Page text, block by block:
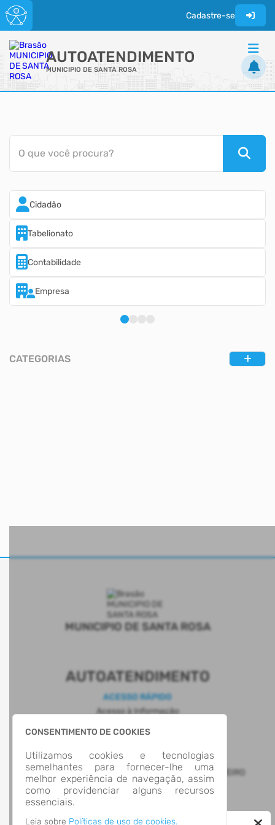
Cadastre-se
AUTOATENDIMENTO
MUNICIPIO DE SANTA ROSA
Portal do Cidadão
Site da Prefeitura
Portal da Transparência
O que você procura?
Cidadão
Tabelionato
Contabilidade
Empresa
CATEGORIAS
CONSENTIMENTO DE COOKIES
Utilizamos cookies e tecnologias
semelhantes para fornecer-lhe uma
melhor experiência de navegação, assim
como providenciar alguns recursos
essenciais.
Leia sobre Políticas de uso de cookies.
MUNICIPIO DE SANTA ROSA
AUTOATENDIMENTO
ACESSO RÁPIDO
Acesso à Informação
Diário Oficial - DOM/SR
LOCALIZAÇÃO
AVENIDA EXPEDICIONÁRIO WEBER, Nº 2983, CRUZEIRO
Santa Rosa/
CEP: 98.789-000
CONTATOS